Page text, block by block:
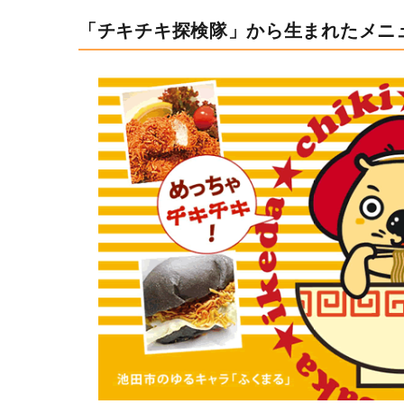
「チキチキ探検隊」から生まれたメニ